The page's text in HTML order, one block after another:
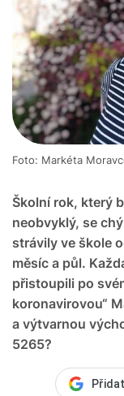
Školní rok, který
neobvyklý, se
strávily ve škole
měsíc a půl.
přistoupili po
koronavirovou“
a výtvarnou
5265?
Foto: Markéta